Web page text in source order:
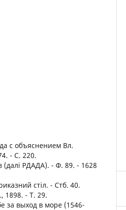
с объяснением Вл.
- С. 220.
(далі РДАДА). - Ф. 89. - 1628
стіл. - Стб. 40.
1898. - Т. 29.
за выход в море (1546-